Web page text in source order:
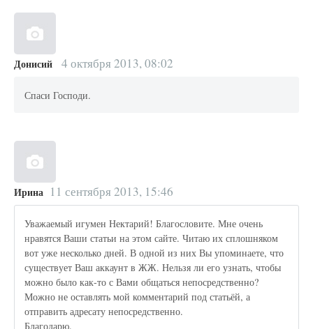
Донисий 4 октября 2013, 08:02
Спаси Господи.
Ирина 11 сентября 2013, 15:46
Уважаемый игумен Нектарий! Благословите. Мне очень
нравятся Ваши статьи на этом сайте. Читаю их сплошняком
вот уже несколько дней. В одной из них Вы упоминаете, что
существует Ваш аккаунт в ЖЖ. Нельзя ли его узнать, чтобы
можно было как-то с Вами общаться непосредственно?
Можно не оставлять мой комментарий под статьёй, а
отправить адресату непосредственно.
Благодарю.